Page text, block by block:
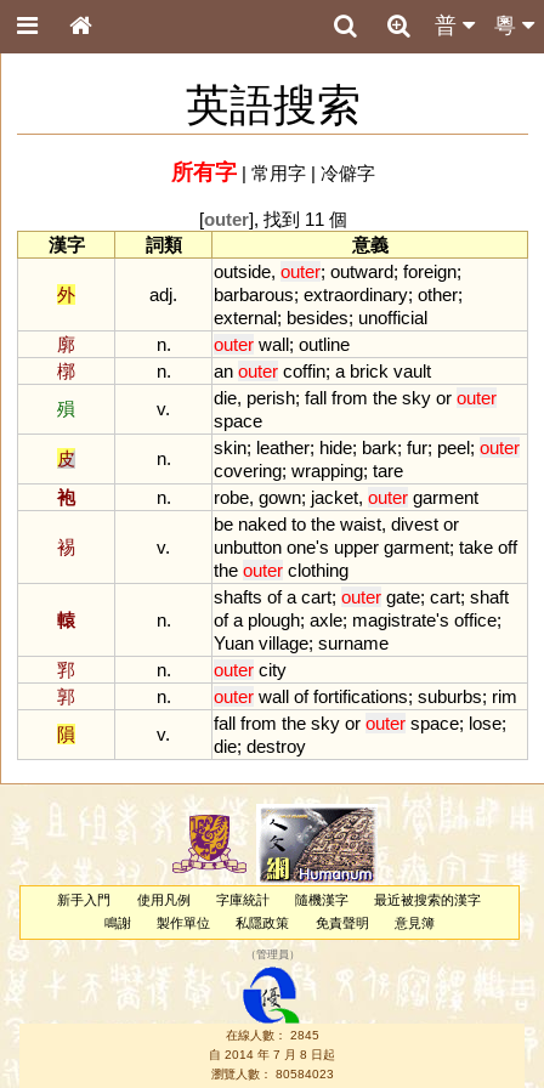
粵
普
英語搜索
所有字| 常用字| 冷僻字
[outer], 找到 11 個
漢字
詞類 意義
外 adj.
outside, outer; outward; foreign;
barbarous; extraordinary; other;
external; besides; unofficial
廓
n. outer wall; outline
槨
n. an outer coffin; a brick vault
殞
v.
die, perish; fall from the sky or outer
space
皮
n.
skin; leather; hide; bark; fur; peel; outer
covering; wrapping; tare
袍
n. robe, gown; jacket, outer garment
裼 v.
be naked to the waist, divest or
unbutton one's upper garment; take off
the outer clothing
轅 n.
shafts of a cart; outer gate; cart; shaft
of a plough; axle; magistrate's office;
Yuan village; surname
郛
n. outer city
郭
n. outer wall of fortifications; suburbs; rim
隕
v.
fall from the sky or outer space; lose;
die; destroy
新手入門 使用凡例 字庫統計 隨機漢字
最近被搜索的漢字
鳴謝
製作單位 私隱政策 免責聲明 意見簿
（管理員 ）
在線人數： 2845
自 2014 年 7 月 8 日起
瀏覽人數： 80584023